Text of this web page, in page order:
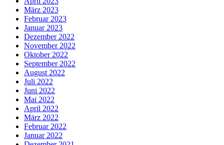
März 2023
Februar 2023
Januar 2023
Dezember 2022
November 2022
Oktober 2022
September 2022
August 2022
Juli 2022
Juni 2022
Mai 2022
April 2022
März 2022
Februar 2022
Januar 2022